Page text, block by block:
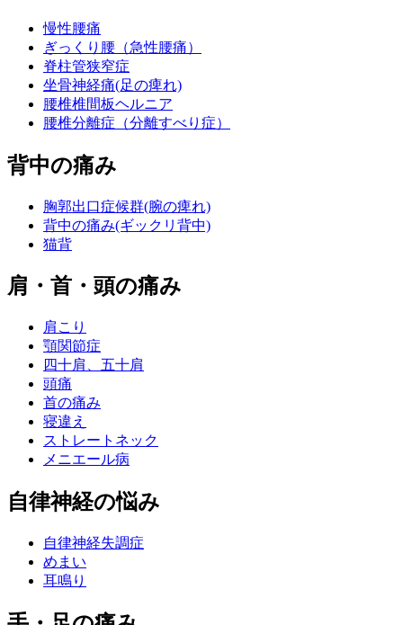
慢性腰痛
ぎっくり腰（急性腰痛）
脊柱管狭窄症
坐骨神経痛(足の痺れ)
腰椎椎間板ヘルニア
腰椎分離症（分離すべり症）
背中の痛み
胸郭出口症候群(腕の痺れ)
背中の痛み(ギックリ背中)
猫背
肩・首・頭の痛み
肩こり
顎関節症
四十肩、五十肩
頭痛
首の痛み
寝違え
ストレートネック
メニエール病
自律神経の悩み
自律神経失調症
めまい
耳鳴り